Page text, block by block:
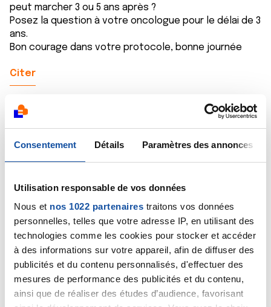
Consentement Détails Paramètres des annonces
Utilisation responsable de vos données
Nous et nos 1022 partenaires traitons vos données
personnelles, telles que votre adresse IP, en utilisant des
technologies comme les cookies pour stocker et accéder
à des informations sur votre appareil, afin de diffuser des
publicités et du contenu personnalisés, d'effectuer des
mesures de performance des publicités et du contenu,
ainsi que de réaliser des études d’audience, favorisant
peut marcher 3 ou 5 ans après ?
Posez la question à votre oncologue pour le délai de 3
ans.
Bon courage dans votre protocole, bonne journée
Citer
Madé
Bonjour,
J'en suis à 3 ans d'hormonothérapie et je dois dire que
tout se passe bien... j'ai parfois quelques légères
douleurs dans les articulations mais qui ne demandent
même pas la prise d'un analgésique. Je marche
beaucoup et cela fait du bien... les choix sont